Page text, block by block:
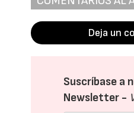
Deja un
Suscríbase a
Newsletter -